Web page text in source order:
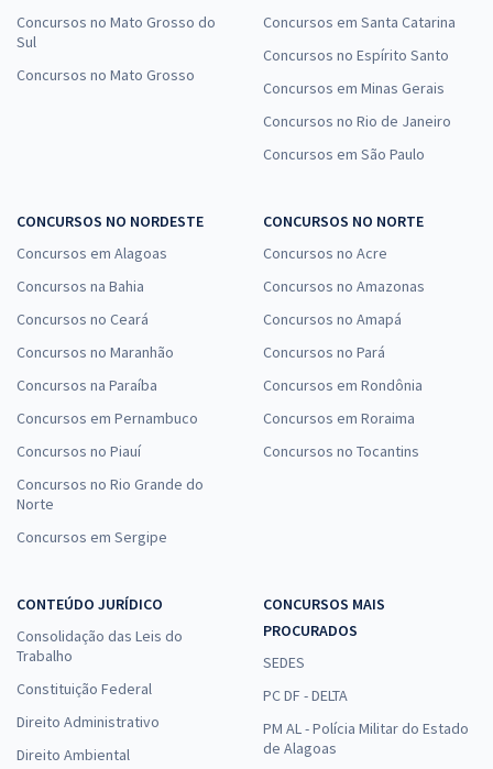
Concursos no Mato Grosso do
Sul
Concursos no Mato Grosso
Concursos em Santa Catarina
Concursos no Espírito Santo
Concursos em Minas Gerais
Concursos no Rio de Janeiro
Concursos em São Paulo
CONCURSOS NO NORDESTE
Concursos em Alagoas
Concursos na Bahia
Concursos no Ceará
Concursos no Maranhão
Concursos na Paraíba
Concursos em Pernambuco
Concursos no Piauí
Concursos no Rio Grande do
Norte
Concursos em Sergipe
CONCURSOS NO NORTE
Concursos no Acre
Concursos no Amazonas
Concursos no Amapá
Concursos no Pará
Concursos em Rondônia
Concursos em Roraima
Concursos no Tocantins
CONTEÚDO JURÍDICO
Consolidação das Leis do
Trabalho
Constituição Federal
Direito Administrativo
Direito Ambiental
CONCURSOS MAIS
PROCURADOS
SEDES
PC DF - DELTA
PM AL - Polícia Militar do Estado
de Alagoas